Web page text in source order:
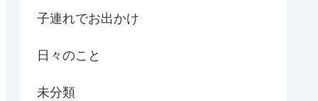
子連れでお出かけ
日々のこと
未分類